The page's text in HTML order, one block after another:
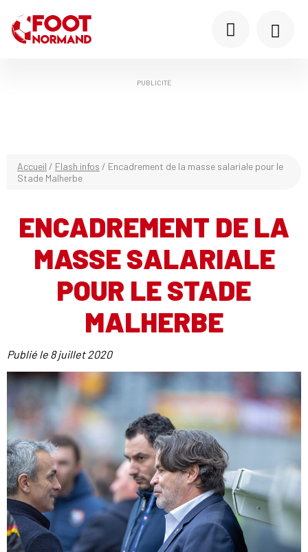
PUBLICITÉ
Accueil / Flash infos / Encadrement de la masse salariale pour le
Stade Malherbe
ENCADREMENT DE LA
MASSE SALARIALE
POUR LE STADE
MALHERBE
Publié le 8 juillet 2020